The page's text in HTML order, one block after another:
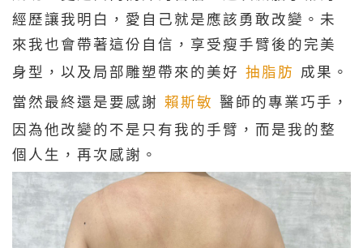
經歷讓我明白，愛自己就是應該勇敢改變。未
來我也會帶著這份自信，享受瘦手臂後的完美
身型，以及局部雕塑帶來的美好 抽脂肪 成果。
當然最終還是要感謝 賴斯敏 醫師的專業巧手，
因為他改變的不是只有我的手臂，而是我的整
個人生，再次感謝。